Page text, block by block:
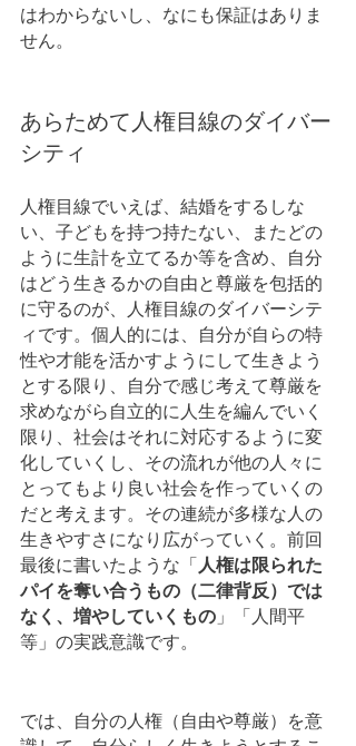
はわからないし、なにも保証はありま
せん。
あらためて人権目線のダイバー
シティ
人権目線でいえば、結婚をするしな
い、子どもを持つ持たない、またどの
ように生計を立てるか等を含め、自分
はどう生きるかの自由と尊厳を包括的
に守るのが、人権目線のダイバーシテ
ィです。個人的には、自分が自らの特
性や才能を活かすようにして生きよう
とする限り、自分で感じ考えて尊厳を
求めながら自立的に人生を編んでいく
限り、社会はそれに対応するように変
化していくし、その流れが他の人々に
とってもより良い社会を作っていくの
だと考えます。その連続が多様な人の
生きやすさになり広がっていく。前回
最後に書いたような「 人権は限られた
パイを奪い合うもの（二律背反）では
なく、増やしていくもの 」「人間平
等」の実践意識です。
では、自分の人権（自由や尊厳）を意